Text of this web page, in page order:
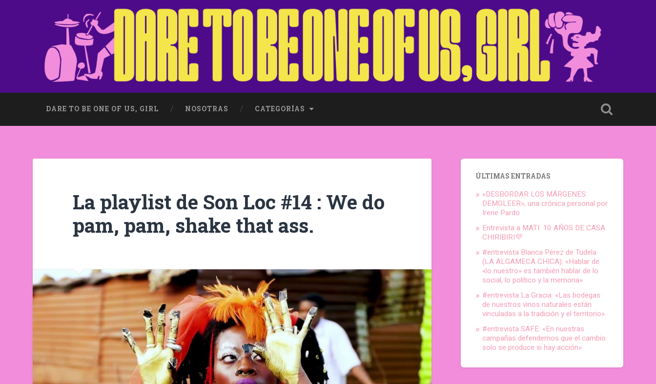
DARE TO BE ONE OF US, GIRL NOSOTRAS CATEGORÍAS
La playlist de Son Loc #14 : We do
pam, pam, shake that ass.
ÚLTIMAS ENTRADAS
«DESBORDAR LOS MÁRGENES:
DEMOLEER», una crónica personal por
Irene Pardo
Entrevista a MATI: 10 AÑOS DE CASA
CHIRIBIRI💜
#entrevista Blanca Pérez de Tudela
(LA ALGAMECA CHICA): «Hablar de
«lo nuestro» es también hablar de lo
social, lo político y la memoria»
#entrevista La Gracia: «Las bodegas
de nuestros vinos naturales están
vinculadas a la tradición y el territorio»
#entrevista SAFE: «En nuestras
campañas defendemos que el cambio
solo se produce si hay acción»